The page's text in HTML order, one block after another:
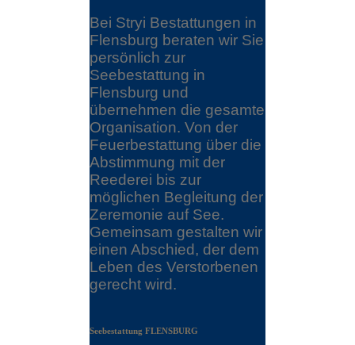
Bei Stryi Bestattungen in
Flensburg beraten wir Sie
persönlich zur
Seebestattung in
Flensburg und
übernehmen die gesamte
Organisation. Von der
Feuerbestattung über die
Abstimmung mit der
Reederei bis zur
möglichen Begleitung der
Zeremonie auf See.
Gemeinsam gestalten wir
einen Abschied, der dem
Leben des Verstorbenen
gerecht wird.
Seebestattung FLENSBURG